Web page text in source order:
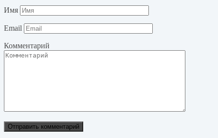
Имя
Email
Комментарий